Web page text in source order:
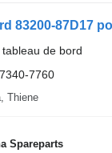
83200-87D17
de bord
7760
Thiene
Spareparts